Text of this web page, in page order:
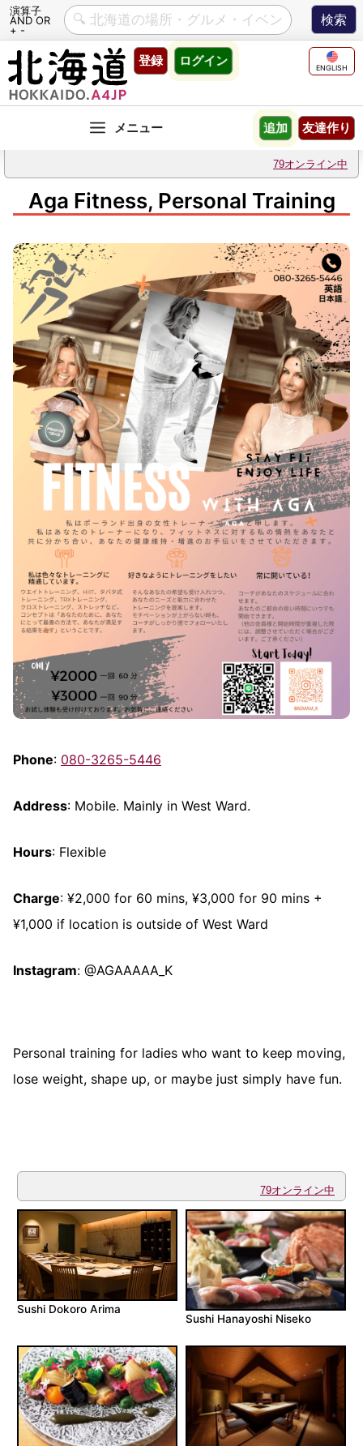
演算子
AND OR
+ -
Skip
content
登録 ログイン ENGLISH
友達作り
追加
79オンライン中
Aga Fitness, Personal Training
Phone: 080-3265-5446
Address: Mobile. Mainly in West Ward.
Hours: Flexible
Charge: ¥2,000 for 60 mins, ¥3,000 for 90 mins +
¥1,000 if location is outside of West Ward
Instagram: @AGAAAAA_K
Personal training for ladies who want to keep moving,
lose weight, shape up, or maybe just simply have fun.
79オンライン中
Sushi Dokoro Arima
Sushi Hanayoshi Niseko